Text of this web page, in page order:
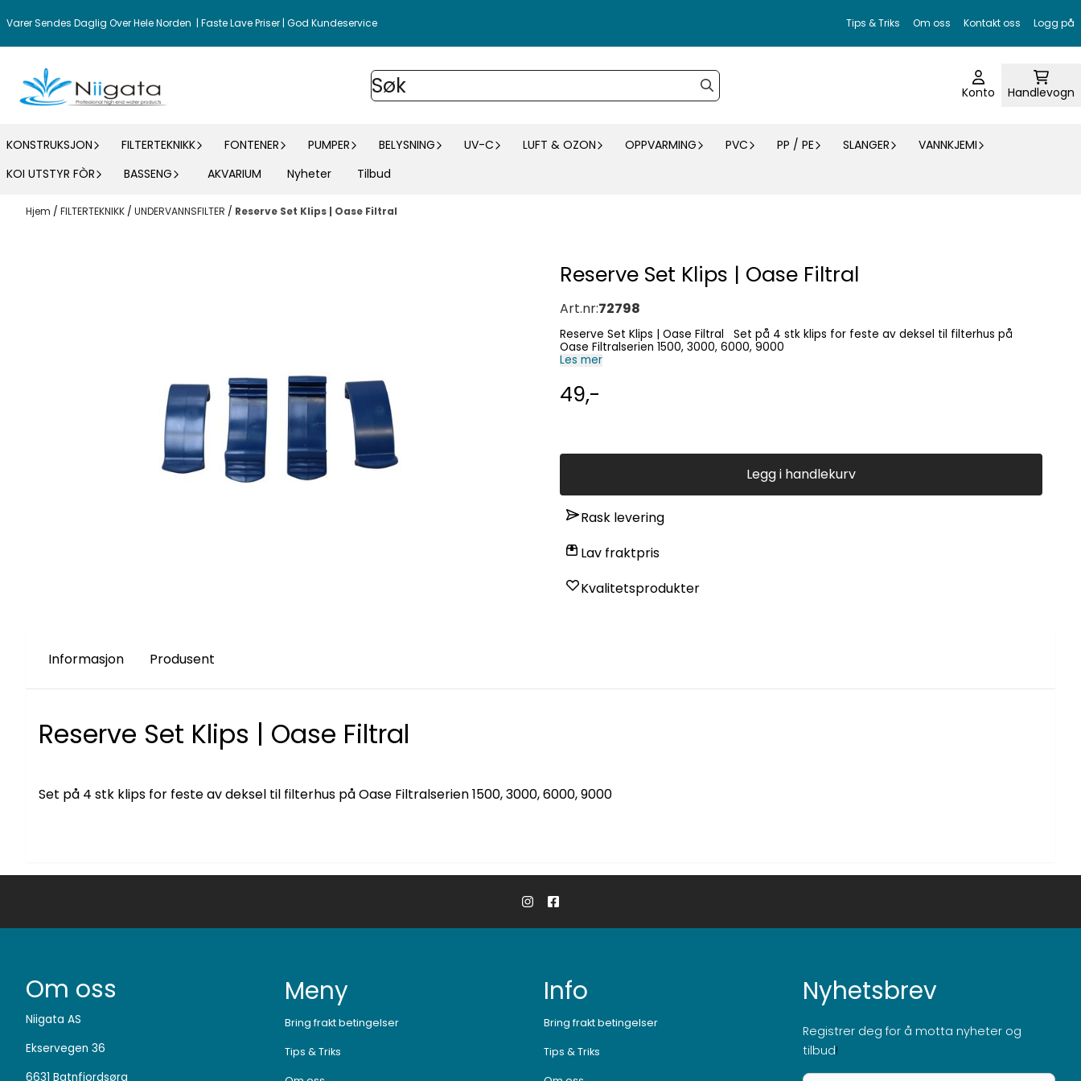
Hopp til innhold
Varer Sendes Daglig Over Hele Norden | Faste Lave Priser | God Kundeservice Tips & Triks Om oss Kontakt oss Logg på
Konto Handlevogn
KONSTRUKSJON FILTERTEKNIKK FONTENER PUMPER BELYSNING UV-C LUFT & OZON OPPVARMING PVC PP / PE SLANGER
VANNKJEMI
KOI UTSTYR FÒR
BASSENG AKVARIUM Nyheter Tilbud
Hjem / FILTERTEKNIKK / UNDERVANNSFILTER / Reserve Set Klips | Oase Filtral
Reserve Set Klips | Oase Filtral
Art.nr:72798
Reserve Set Klips | Oase Filtral Set på 4 stk klips for feste av deksel til filterhus på
Oase Filtralserien 1500, 3000, 6000, 9000
Les mer
49,-
Legg i handlekurv
Rask levering
Lav fraktpris
Kvalitetsprodukter
Informasjon Produsent
Reserve Set Klips | Oase Filtral
Set på 4 stk klips for feste av deksel til filterhus på Oase Filtralserien 1500, 3000, 6000, 9000
Om oss
Niigata AS
Ekservegen 36
6631 Batnfjordsøra
Meny
Bring frakt betingelser
Tips & Triks
Info
Bring frakt betingelser
Tips & Triks
Nyhetsbrev
Registrer deg for å motta nyheter og
tilbud!